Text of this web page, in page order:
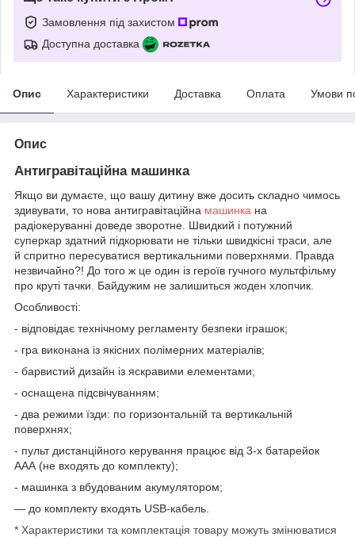
Замовлення під захистом
Доступна доставка
Опис Характеристики Доставка Оплата Умови
Опис
Антигравітаційна машинка
Якщо ви думаєте, що вашу дитину вже досить складно чимось
здивувати, то нова антигравітаційна машинка на
радіокеруванні доведе зворотне. Швидкий і потужний
суперкар здатний підкорювати не тільки швидкісні траси, але
й спритно пересуватися вертикальними поверхнями. Правда
незвичайно?! До того ж це один із героїв гучного мультфільму
про круті тачки. Байдужим не залишиться жоден хлопчик.
Особливості:
- відповідає технічному регламенту безпеки іграшок;
- гра виконана із якісних полімерних матеріалів;
- барвистий дизайн із яскравими елементами;
- оснащена підсвічуванням;
- два режими їзди: по горизонтальній та вертикальній
поверхнях;
- пульт дистанційного керування працює від 3-х батарейок
ААА (не входять до комплекту);
- машинка з вбудованим акумулятором;
— до комплекту входять USB-кабель.
* Характеристики та комплектація товару можуть змінюватися